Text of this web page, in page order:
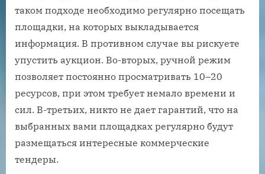
таком подходе необходимо регулярно посещать
площадки, на которых выкладывается
информация. В противном случае вы рискуете
упустить аукцион. Во-вторых, ручной режим
позволяет постоянно просматривать 10–20
ресурсов, при этом требует немало времени и
сил. В-третьих, никто не дает гарантий, что на
выбранных вами площадках регулярно будут
размещаться интересные коммерческие
тендеры.